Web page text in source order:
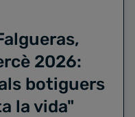
2026:
botiguers
la vida"